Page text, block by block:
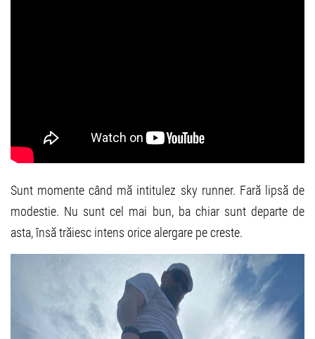
Sunt momente când mă intitulez sky runner. Fară lipsă de
modestie. Nu sunt cel mai bun, ba chiar sunt departe de
asta, însă trăiesc intens orice alergare pe creste.